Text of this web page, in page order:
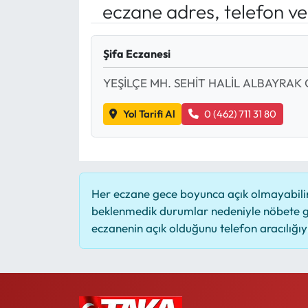
eczane adres, telefon
Şifa Eczanesi
YEŞİLÇE MH. SEHİT HALİL ALBAYRAK
Yol Tarifi Al 0 (462) 711 31 80
Her eczane gece boyunca açık
beklenmedik durumlar nedeniyle nöbete
eczanenin açık olduğunu telefon
Mektup Galeri
Köşe Yazıları
ASTROLOJİ
Spor Yazıları
Mektup Galeri